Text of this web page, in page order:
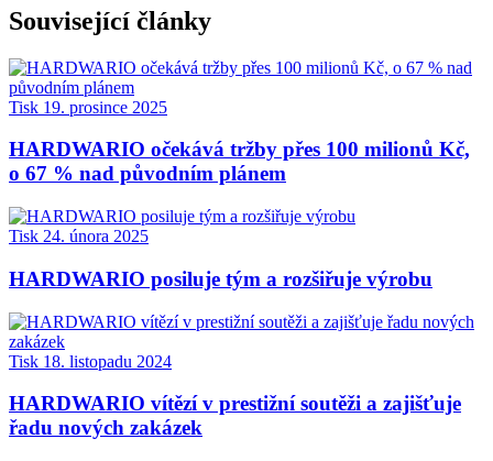
Související články
Tisk 19. prosince 2025
HARDWARIO očekává tržby přes 100 milionů Kč,
o 67 % nad původním plánem
Tisk 24. února 2025
HARDWARIO posiluje tým a rozšiřuje výrobu
Tisk 18. listopadu 2024
HARDWARIO vítězí v prestižní soutěži a zajišťuje
řadu nových zakázek